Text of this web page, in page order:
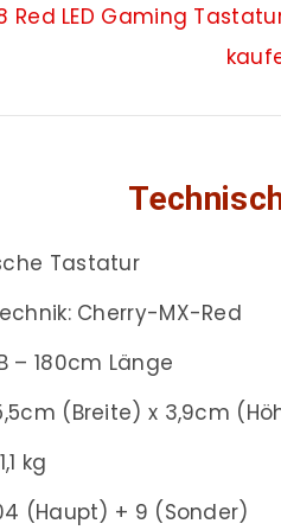
Red LED Gaming
Tastatur
Cherry-MX-Red
– 180cm Länge
(Breite) x 3,9cm
kg
(Haupt) + 9 (Sonder)